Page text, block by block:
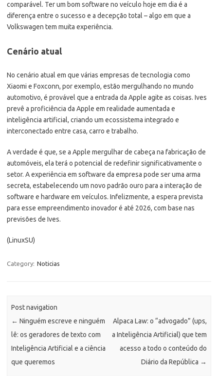
comparável. Ter um bom software no veículo hoje em dia é a
diferença entre o sucesso e a decepção total – algo em que a
Volkswagen tem muita experiência.
Cenário atual
No cenário atual em que várias empresas de tecnologia como
Xiaomi e Foxconn, por exemplo, estão mergulhando no mundo
automotivo, é provável que a entrada da Apple agite as coisas. Ives
prevê a proficiência da Apple em realidade aumentada e
inteligência artificial, criando um ecossistema integrado e
interconectado entre casa, carro e trabalho.
A verdade é que, se a Apple mergulhar de cabeça na fabricação de
automóveis, ela terá o potencial de redefinir significativamente o
setor. A experiência em software da empresa pode ser uma arma
secreta, estabelecendo um novo padrão ouro para a interação de
software e hardware em veículos. Infelizmente, a espera prevista
para esse empreendimento inovador é até 2026, com base nas
previsões de Ives.
(LinuxSU)
Category: Noticias
Post navigation
← Ninguém escreve e ninguém
lê: os geradores de texto com
Inteligência Artificial e a ciência
que queremos
Alpaca Law: o “advogado” (ups,
a Inteligência Artificial) que tem
acesso a todo o conteúdo do
Diário da República →